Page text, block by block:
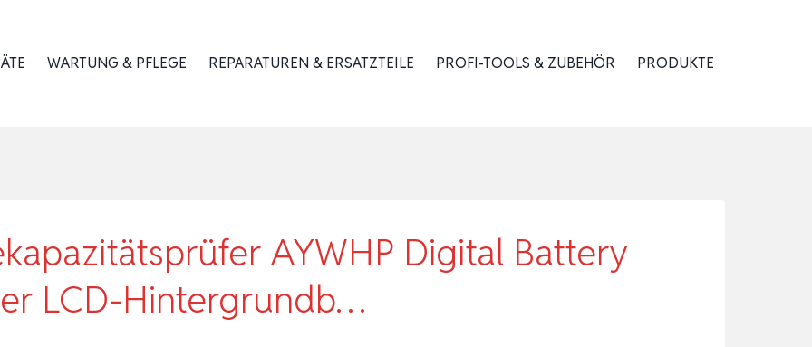
WARTUNG & PFLEGE REPARATUREN & ERSATZTEILE PROFI-TOOLS & ZUBEHÖR PRODUKTE
AYWHP Digital Battery
LCD-Hintergrundb…